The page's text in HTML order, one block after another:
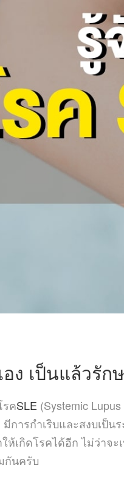
ง เป็นแล้วรัก
คSLE (Systemic
มีการกำเริบและสงบเ
ห้เกิดโรคได้อีก ไม่ว่า
กันครับ